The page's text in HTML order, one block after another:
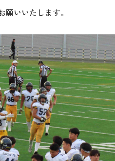
いいたします。